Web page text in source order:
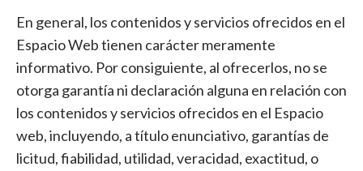
En general, los contenidos y servicios ofrecidos en el
Espacio Web tienen carácter meramente
informativo. Por consiguiente, al ofrecerlos, no se
otorga garantía ni declaración alguna en relación con
los contenidos y servicios ofrecidos en el Espacio
web, incluyendo, a título enunciativo, garantías de
licitud, fiabilidad, utilidad, veracidad, exactitud, o